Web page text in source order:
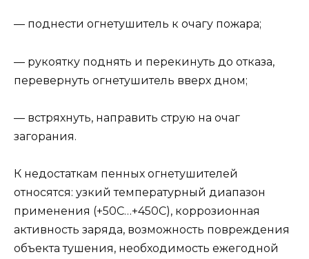
— поднести огнетушитель к очагу пожара;
— рукоятку поднять и перекинуть до отказа,
перевернуть огнетушитель вверх дном;
— встряхнуть, направить струю на очаг
загорания.
К недостаткам пенных огнетушителей
относятся: узкий температурный диапазон
применения (+50С…+450С), коррозионная
активность заряда, возможность повреждения
объекта тушения, необходимость ежегодной